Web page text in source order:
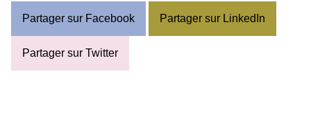
Partager sur Facebook Partager sur LinkedIn
Partager sur Twitter